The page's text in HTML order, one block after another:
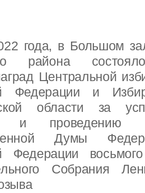
года, в Большом
района
Центральной
Федерации и
области за
и проведению
Думы
Федерации
Собрания